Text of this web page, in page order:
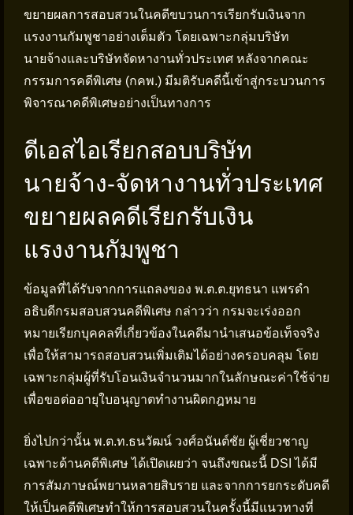
ขยายผลการสอบสวนในคดีขบวนการเรียกรับเงินจาก
แรงงานกัมพูชาอย่างเต็มตัว โดยเฉพาะกลุ่มบริษัท
นายจ้างและบริษัทจัดหางานทั่วประเทศ หลังจากคณะ
กรรมการคดีพิเศษ (กคพ.) มีมติรับคดีนี้เข้าสู่กระบวนการ
พิจารณาคดีพิเศษอย่างเป็นทางการ
ดีเอสไอเรียกสอบบริษัท
นายจ้าง-จัดหางานทั่วประเทศ
ขยายผลคดีเรียกรับเงิน
แรงงานกัมพูชา
ข้อมูลที่ได้รับจากการแถลงของ พ.ต.ต.ยุทธนา แพรดำ
อธิบดีกรมสอบสวนคดีพิเศษ กล่าวว่า กรมจะเร่งออก
หมายเรียกบุคคลที่เกี่ยวข้องในคดีมานำเสนอข้อเท็จจริง
เพื่อให้สามารถสอบสวนเพิ่มเติมได้อย่างครอบคลุม โดย
เฉพาะกลุ่มผู้ที่รับโอนเงินจำนวนมากในลักษณะค่าใช้จ่าย
เพื่อขอต่ออายุใบอนุญาตทำงานผิดกฎหมาย
ยิ่งไปกว่านั้น พ.ต.ท.ธนวัฒน์ วงศ์อนันต์ชัย ผู้เชี่ยวชาญ
เฉพาะด้านคดีพิเศษ ได้เปิดเผยว่า จนถึงขณะนี้ DSI ได้มี
การสัมภาษณ์พยานหลายสิบราย และจากการยกระดับคดี
ให้เป็นคดีพิเศษทำให้การสอบสวนในครั้งนี้มีแนวทางที่